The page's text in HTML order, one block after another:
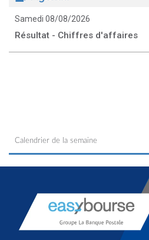
Samedi 08/08/2026
Résultat - Chiffres d'affaires
Calendrier de la semaine